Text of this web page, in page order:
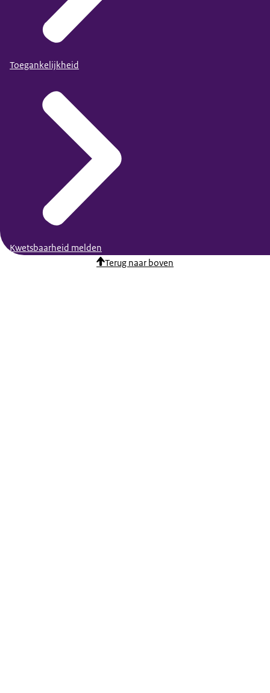
Toegankelijkheid
Kwetsbaarheid melden
Terug naar boven